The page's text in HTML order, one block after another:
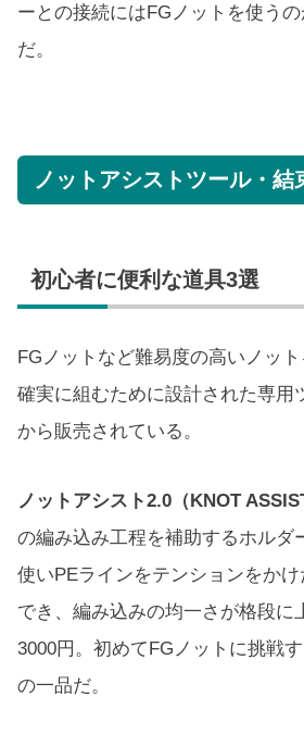
ーとの接続にはFGノットを使う
だ。
ノットアシストツール・結
初心者に便利な道具3選
FGノットなど難易度の高いノット
確実に組むために設計された専用
から販売されている。
ノットアシスト2.0（KNOT
の編み込み工程を補助するホルダ
使いPEラインをテンションをか
でき、編み込みの均一さが格段に
3000円。初めてFGノットに挑戦
の一品だ。